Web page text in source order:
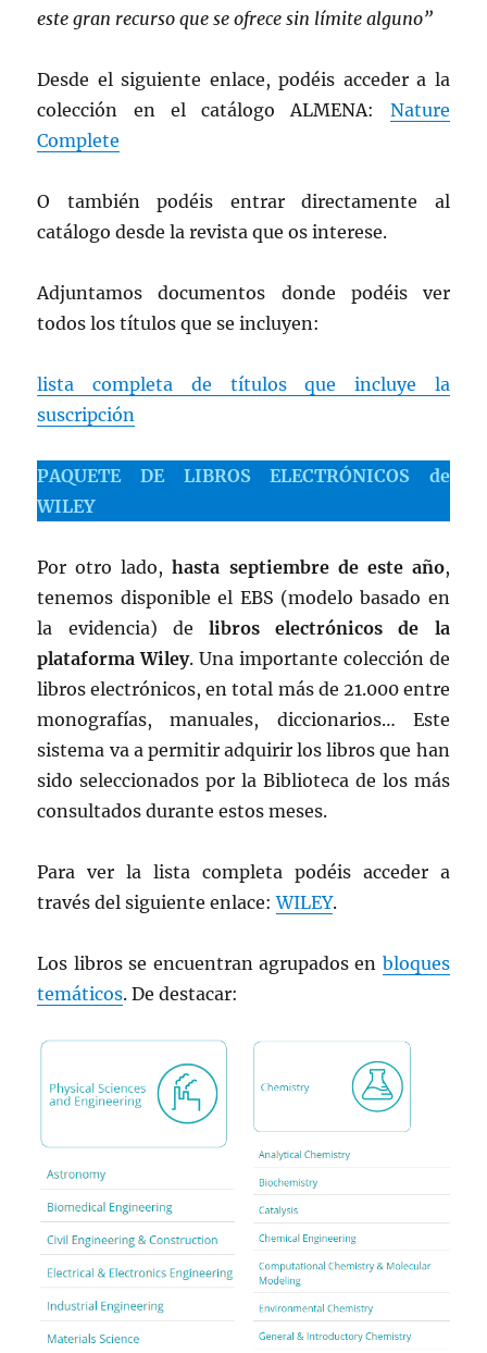
este gran recurso que se ofrece sin límite alguno”
Desde el siguiente enlace, podéis acceder a la
colección en el catálogo ALMENA: Nature
Complete
O también podéis entrar directamente al
catálogo desde la revista que os interese.
Adjuntamos documentos donde podéis ver
todos los títulos que se incluyen:
lista completa de títulos que incluye la
suscripción
PAQUETE DE LIBROS ELECTRÓNICOS de
WILEY
Por otro lado, hasta septiembre de este año,
tenemos disponible el EBS (modelo basado en
la evidencia) de libros electrónicos de la
plataforma Wiley. Una importante colección de
libros electrónicos, en total más de 21.000 entre
monografías, manuales, diccionarios… Este
sistema va a permitir adquirir los libros que han
sido seleccionados por la Biblioteca de los más
consultados durante estos meses.
Para ver la lista completa podéis acceder a
través del siguiente enlace:WILEY.
Los libros se encuentran agrupados en bloques
temáticos. De destacar: